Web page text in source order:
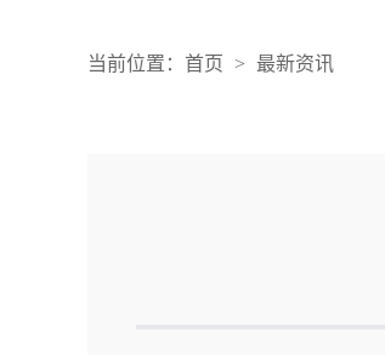
当前位置： 首页 > 最新资讯